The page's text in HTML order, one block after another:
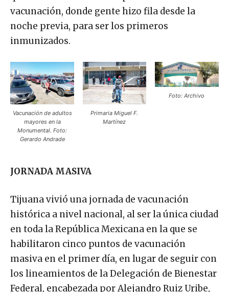
vacunación, donde gente hizo fila desde la
noche previa, para ser los primeros
inmunizados.
mayores en la
Monumental. Foto:
Gerardo Andrade
Martínez
JORNADA MASIVA
Tijuana vivió una jornada de vacunación
histórica a nivel nacional, al ser la única ciudad
en toda la República Mexicana en la que se
habilitaron cinco puntos de vacunación
masiva en el primer día, en lugar de seguir con
los lineamientos de la Delegación de Bienestar
Federal, encabezada por Alejandro Ruiz Uribe,